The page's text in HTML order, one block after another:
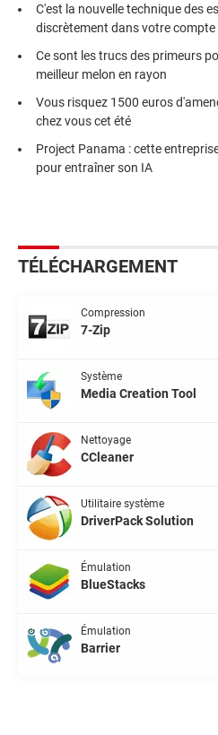
C'est la nouvelle technique des
discrètement dans votre
Ce sont les trucs des primeurs
meilleur melon en rayon
Vous risquez 1500 euros
chez vous cet été
Project Panama : cette
pour entraîner son IA
TÉLÉCHARGEMENT
Compression
7-Zip
Système
Media Creation Tool
Nettoyage
CCleaner
Utilitaire système
DriverPack Solution
Émulation
BlueStacks
Émulation
Barrier